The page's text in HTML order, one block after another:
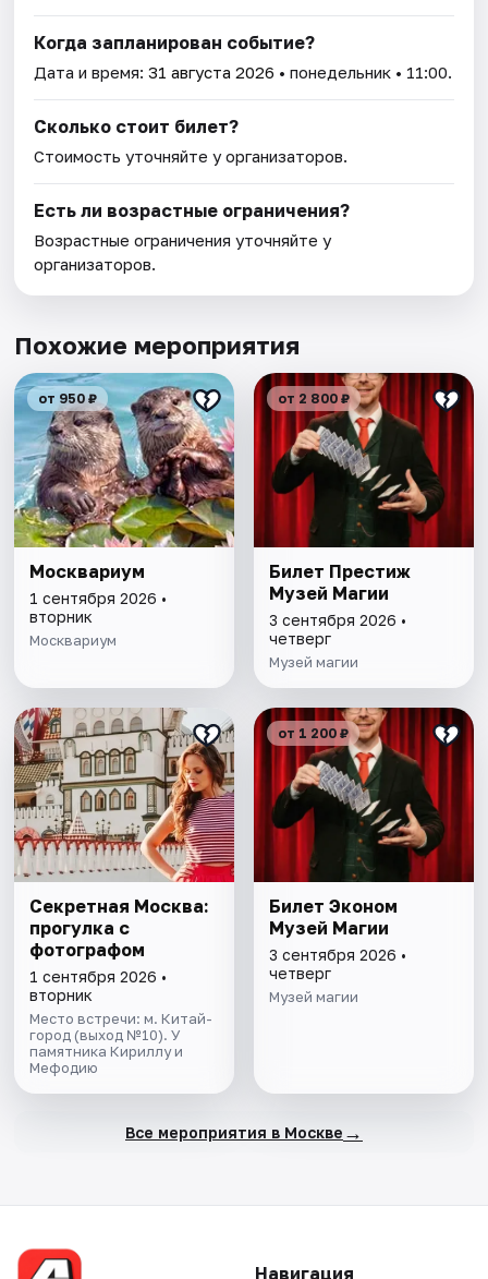
Когда запланирован событие?
Дата и время:31 августа 2026 • понедельник • 11:00.
Сколько стоит билет?
Стоимость уточняйте у организаторов.
Есть ли возрастные ограничения?
Возрастные ограничения уточняйте у
организаторов.
Похожие мероприятия
от 950 ₽
Москвариум
1 сентября 2026 •
вторник
Москвариум
от 2 800 ₽
Билет Престиж
Музей Магии
3 сентября 2026 •
четверг
Музей магии
Секретная Москва:
прогулка с
фотографом
1 сентября 2026 •
вторник
Место встречи: м. Китай-
город (выход №10). У
памятника Кириллу и
Мефодию
от 1 200 ₽
Билет Эконом
Музей Магии
3 сентября 2026 •
четверг
Музей магии
Все мероприятия в Москве →
Навигация